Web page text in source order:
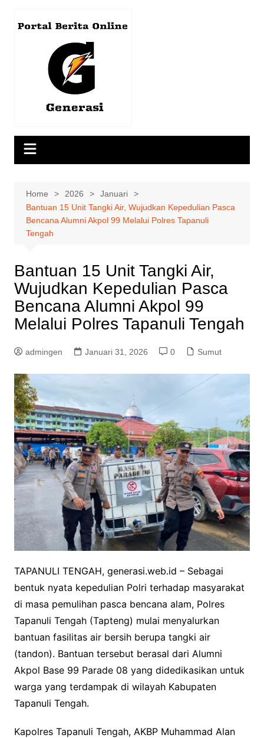
Home 2026
Januari
Bantuan 15 Unit Tangki Air, Wujudkan Kepedulian Pasca
Bencana Alumni Akpol 99 Melalui Polres Tapanuli
Tengah
Bantuan 15 Unit Tangki Air,
Wujudkan Kepedulian Pasca
Bencana Alumni Akpol 99
Melalui Polres Tapanuli Tengah
admingen Januari 31, 2026 0 Sumut
TAPANULI TENGAH, generasi.web.id – Sebagai
bentuk nyata kepedulian Polri terhadap masyarakat
di masa pemulihan pasca bencana alam, Polres
Tapanuli Tengah (Tapteng) mulai menyalurkan
bantuan fasilitas air bersih berupa tangki air
(tandon). Bantuan tersebut berasal dari Alumni
Akpol Base 99 Parade 08 yang didedikasikan untuk
warga yang terdampak di wilayah Kabupaten
Tapanuli Tengah.
Kapolres Tapanuli Tengah, AKBP Muhammad Alan